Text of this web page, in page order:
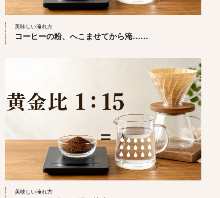
美味しい淹れ方
コーヒーの粉、へこませてから淹……
美味しい淹れ方